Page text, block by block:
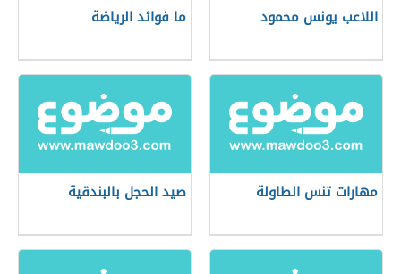
اللاعب يونس محمود ما فوائد الرياضة
مهارات تنس الطاولة صيد الحجل بالبندقية